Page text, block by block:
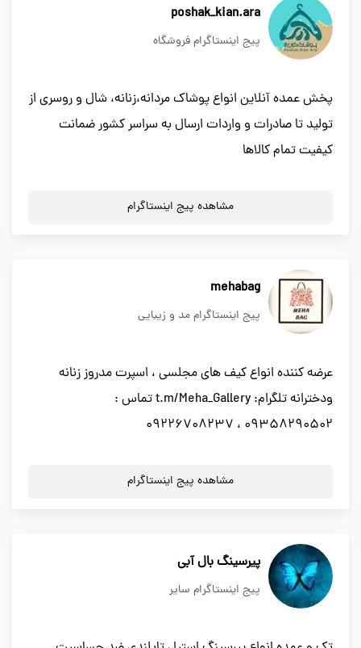
poshak_kian.ara
پیج اینستاگرام فروشگاه
پخش عمده آنلاین انواع پوشاک مردانه،زنانه، شال و روسری از
تولید تا صادرات و واردات ارسال به سراسر کشور ضمانت
کیفیت تمام کالاها
مشاهده پیج اینستاگرام
mehabag
پیج اینستاگرام مد و زیبایی
عرضه کننده انواع کیف های مجلسی ، اسپرت مدروز زنانه
ودخترانه تلگرام: t.m/Meha_Gallery تماس :
09358290502 ، 09226708237
مشاهده پیج اینستاگرام
پیرسینگ بال آبی
پیج اینستاگرام سایر